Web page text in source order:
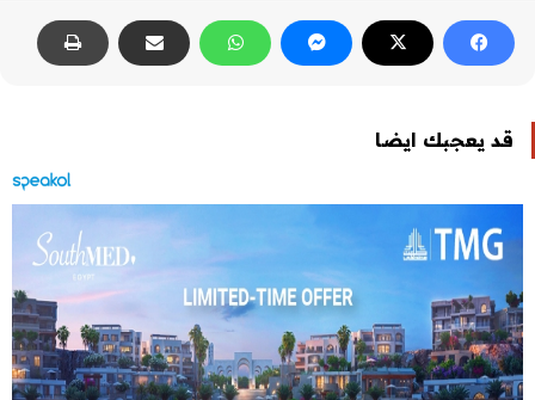
قد يعجبك ايضا